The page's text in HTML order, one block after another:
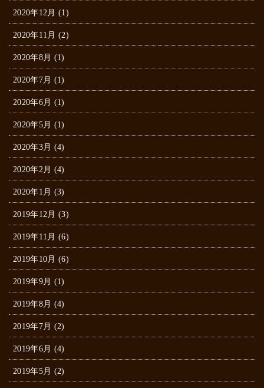
2020年12月 (1)
2020年11月 (2)
2020年8月 (1)
2020年7月 (1)
2020年6月 (1)
2020年5月 (1)
2020年3月 (4)
2020年2月 (4)
2020年1月 (3)
2019年12月 (3)
2019年11月 (6)
2019年10月 (6)
2019年9月 (1)
2019年8月 (4)
2019年7月 (2)
2019年6月 (4)
2019年5月 (2)